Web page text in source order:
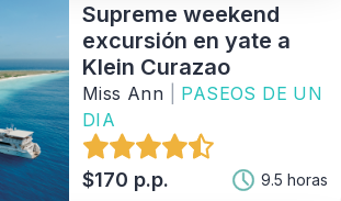
Supreme weekend
excursión en yate a
Klein Curazao
Miss Ann
PASEOS DE UN
DIA
$170 p.p. 9.5 horas